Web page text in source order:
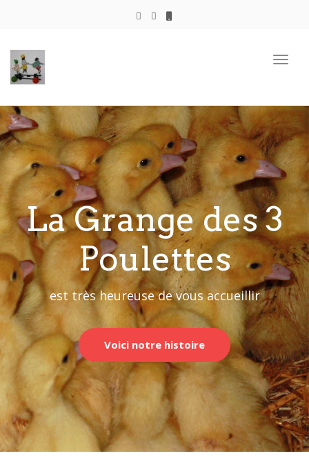
La Grange des 3
Poulettes
est très heureuse de vous accueillir
Voici notre histoire